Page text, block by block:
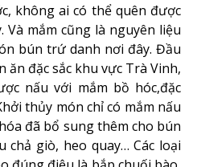
không ai có thể quên được
Và mắm cũng là nguyên liệu
bún trứ danh nơi đây. Đầu
ăn đặc sắc khu vực Trà Vinh,
nấu với mắm bồ hóc,đặc
thủy món chỉ có mắm nấu
đã bổ sung thêm cho bún
chả giò, heo quay… Các loại